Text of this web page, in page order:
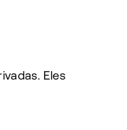
Eles